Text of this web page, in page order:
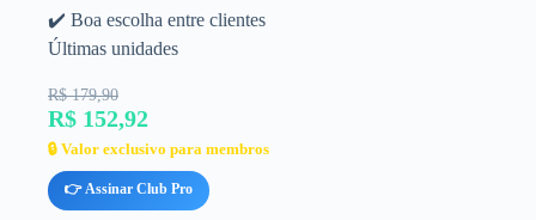
✔️ Boa escolha entre clientes
Últimas unidades
R$ 179,90
R$ 152,92
🔒 Valor exclusivo para membros
👉 Assinar Club Pro